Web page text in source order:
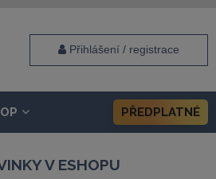
Přihlášení / registrace
PŘEDPLATNÉ
V ESHOPU